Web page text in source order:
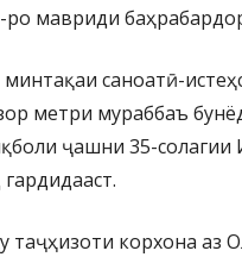
ро мавриди
саноатӣ-
метри мураббаъ
ҷашни 35-солагии
таҷҳизоти корхона